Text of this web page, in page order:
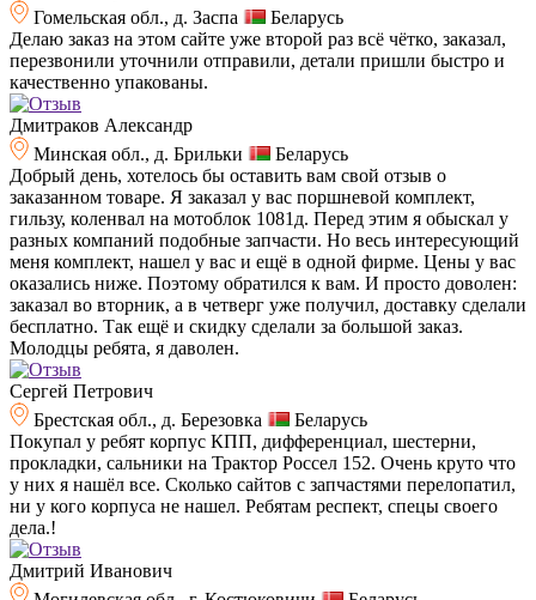
Гомельская обл., д. Заспа
Беларусь
Делаю заказ на этом сайте уже второй раз всё чётко, заказал,
перезвонили уточнили отправили, детали пришли быстро и
качественно упакованы.
Дмитраков Александр
Минская обл., д. Брильки
Беларусь
Добрый день, хотелось бы оставить вам свой отзыв о
заказанном товаре. Я заказал у вас поршневой комплект,
гильзу, коленвал на мотоблок 1081д. Перед этим я обыскал у
разных компаний подобные запчасти. Но весь интересующий
меня комплект, нашел у вас и ещё в одной фирме. Цены у вас
оказались ниже. Поэтому обратился к вам. И просто доволен:
заказал во вторник, а в четверг уже получил, доставку сделали
бесплатно. Так ещё и скидку сделали за большой заказ.
Молодцы ребята, я даволен.
Сергей Петрович
Брестская обл., д. Березовка
Беларусь
Покупал у ребят корпус КПП, дифференциал, шестерни,
прокладки, сальники на Трактор Россел 152. Очень круто что
у них я нашёл все. Сколько сайтов с запчастями перелопатил,
ни у кого корпуса не нашел. Ребятам респект, спецы своего
дела.!
Дмитрий Иванович